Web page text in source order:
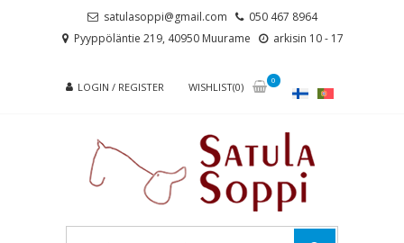
satulasoppi@gmail.com
050 467 8964
Pyyppöläntie 219, 40950 Muurame
arkisin 10 - 17
LOGIN / REGISTER WISHLIST(0)
0